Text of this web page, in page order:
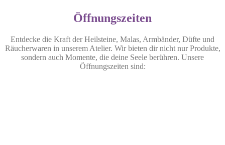
Öffnungszeiten
Entdecke die Kraft der Heilsteine, Malas, Armbänder, Düfte und
Räucherwaren in unserem Atelier. Wir bieten dir nicht nur Produkte,
sondern auch Momente, die deine Seele berühren. Unsere
Öffnungszeiten sind: